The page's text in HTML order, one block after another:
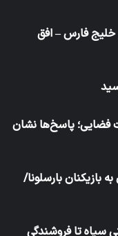
خلیج فارس – افق
فضایی؛ پاسخ‌ها نشان
بازیکنان بارسلونا/
سیاه تا فروشندگی